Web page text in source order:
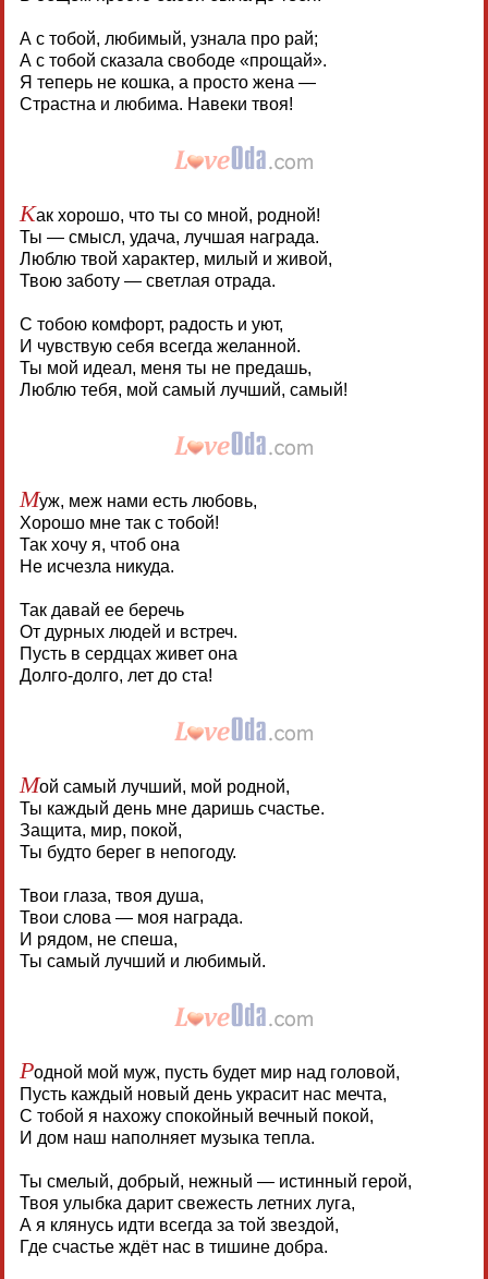
А с тобой, любимый, узнала про рай;
А с тобой сказала свободе «прощай».
Я теперь не кошка, а просто жена —
Страстна и любима. Навеки твоя!
Как хорошо, что ты со мной, родной!
Ты — смысл, удача, лучшая награда.
Люблю твой характер, милый и живой,
Твою заботу — светлая отрада.
С тобою комфорт, радость и уют,
И чувствую себя всегда желанной.
Ты мой идеал, меня ты не предашь,
Люблю тебя, мой самый лучший, самый!
Муж, меж нами есть любовь,
Хорошо мне так с тобой!
Так хочу я, чтоб она
Не исчезла никуда.
Так давай ее беречь
От дурных людей и встреч.
Пусть в сердцах живет она
Долго-долго, лет до ста!
Мой самый лучший, мой родной,
Ты каждый день мне даришь счастье.
Защита, мир, покой,
Ты будто берег в непогоду.
Твои глаза, твоя душа,
Твои слова — моя награда.
И рядом, не спеша,
Ты самый лучший и любимый.
Родной мой муж, пусть будет мир над головой,
Пусть каждый новый день украсит нас мечта,
С тобой я нахожу спокойный вечный покой,
И дом наш наполняет музыка тепла.
Ты смелый, добрый, нежный — истинный герой,
Твоя улыбка дарит свежесть летних луга,
А я клянусь идти всегда за той звездой,
Где счастье ждёт нас в тишине добра.